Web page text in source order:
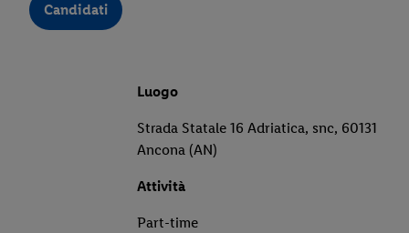
Candidati
Luogo
Strada Statale 16 Adriatica, snc, 60131
Ancona (AN)
Attività
Part-time